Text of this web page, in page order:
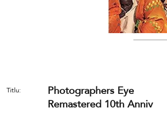
Titlu:
Photographers Eye
Remastered 10th Anniv